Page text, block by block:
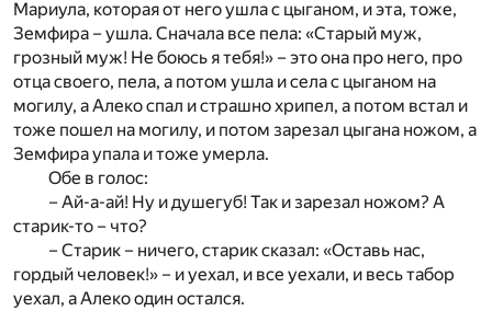
Мариула, которая от него ушла с цыганом, и эта, тоже,
Земфира – ушла. Сначала все пела: «Старый муж,
грозный муж! Не боюсь я тебя!» – это она про него, про
отца своего, пела, а потом ушла и села с цыганом на
могилу, а Алеко спал и страшно хрипел, а потом встал и
тоже пошел на могилу, и потом зарезал цыгана ножом, а
Земфира упала и тоже умерла.
Обе в голос:
– Ай-а-ай! Ну и душегуб! Так и зарезал ножом? А
старик-то – что?
– Старик – ничего, старик сказал: «Оставь нас,
гордый человек!» – и уехал, и все уехали, и весь табор
уехал, а Алеко один остался.